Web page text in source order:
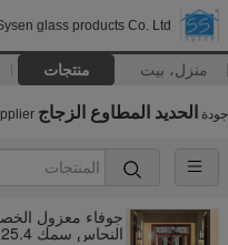
glass products Co. Ltd.
منزل، بيت منتجات
جودة الحديد المطاوع الزجاج
جوفاء معزول
النحاس سمك 25.4 مم